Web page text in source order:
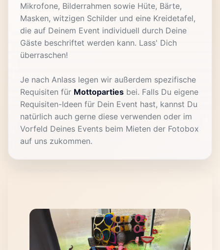
Mikrofone, Bilderrahmen sowie Hüte, Bärte,
Masken, witzigen Schilder und eine Kreidetafel,
die auf Deinem Event individuell durch Deine
Gäste beschriftet werden kann. Lass' Dich
überraschen!
Je nach Anlass legen wir außerdem spezifische
Requisiten für Mottoparties bei. Falls Du eigene
Requisiten-Ideen für Dein Event hast, kannst Du
natürlich auch gerne diese verwenden oder im
Vorfeld Deines Events beim Mieten der Fotobox
auf uns zukommen.